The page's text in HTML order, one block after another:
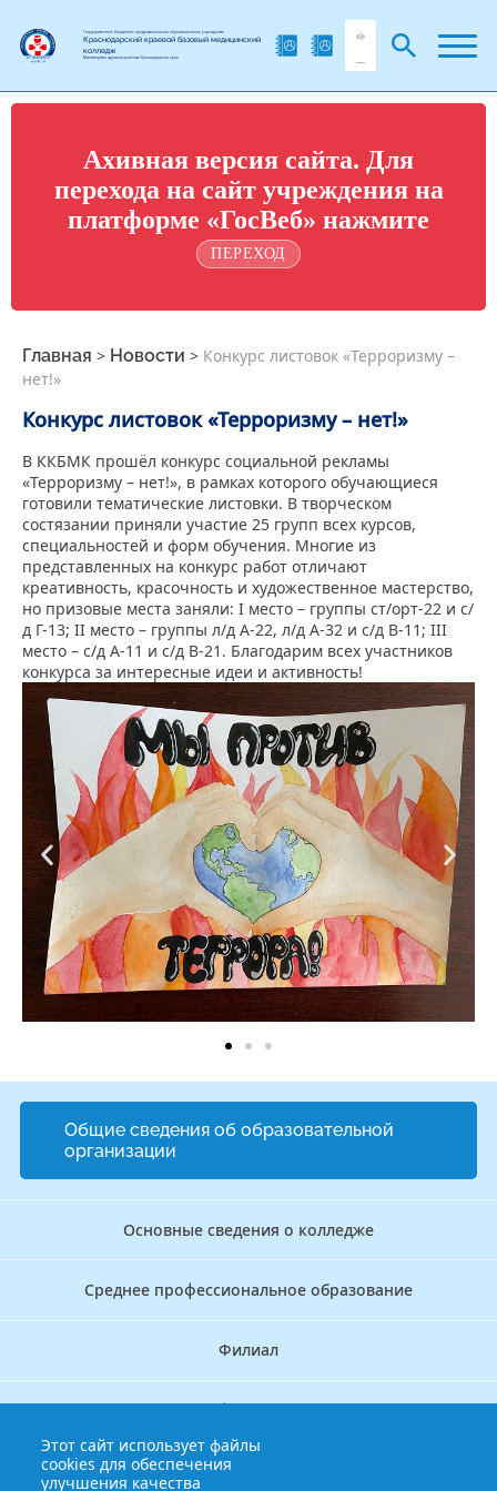
Государственное бюджетное профессиональное образовательное учреждение
Краснодарский краевой базовый медицинский
колледж
Министерства здравоохранения Краснодарского края
Ахивная версия сайта. Для
перехода на сайт учреждения на
платформе «ГосВеб» нажмите
ПЕРЕХОД
Главная > Новости > Конкурс листовок «Терроризму –
нет!»
Конкурс листовок «Терроризму – нет!»
В ККБМК прошёл конкурс социальной рекламы
«Терроризму – нет!», в рамках которого обучающиеся
готовили тематические листовки. В творческом
состязании приняли участие 25 групп всех курсов,
специальностей и форм обучения. Многие из
представленных на конкурс работ отличают
креативность, красочность и художественное мастерство,
но призовые места заняли: I место – группы ст/орт-22 и с/
д Г-13; II место – группы л/д А-22, л/д А-32 и с/д В-11; III
место – с/д А-11 и с/д В-21. Благодарим всех участников
конкурса за интересные идеи и активность!
Общие сведения об образовательной
организации
Основные сведения о колледже
Среднее профессиональное образование
Филиал
Дополнительное профессиональное образование
Аккредитационно — симуляционный центр
Этот сайт использует файлы
cookies для обеспечения
улучшения качества